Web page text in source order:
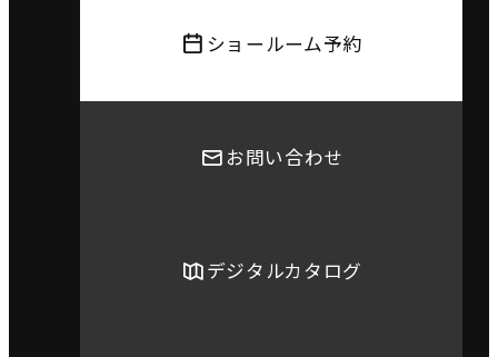
ショールーム予約
お問い合わせ
デジタルカタログ